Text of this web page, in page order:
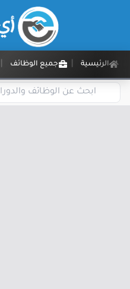
الرئيسية جميع الوظائف